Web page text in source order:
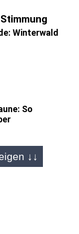
Winterwald
So
↓↓